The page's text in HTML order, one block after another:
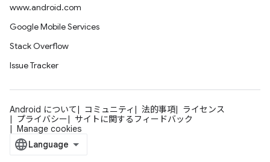
www.android.com
Google Mobile Services
Stack Overflow
Issue Tracker
Android について コミュニティ 法的事項
ライセンス
プライバシー
サイトに関するフィードバック
Manage cookies